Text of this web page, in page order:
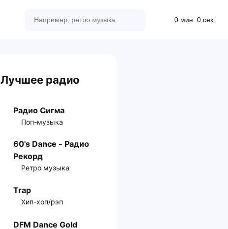
0 мин. 0 сек.
Лучшее радио
Радио Сигма
Поп-музыка
60's Dance - Радио
Рекорд
Ретро музыка
Trap
Хип-хоп/рэп
DFM Dance Gold